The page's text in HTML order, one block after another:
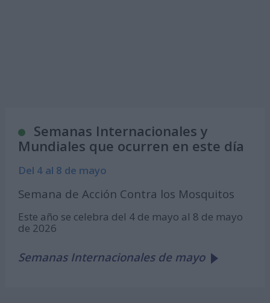
Semanas Internacionales y
Mundiales que ocurren en este día
Del 4 al 8 de mayo
Semana de Acción Contra los Mosquitos
Este año se celebra del 4 de mayo al 8 de mayo
de 2026
Semanas Internacionales de mayo